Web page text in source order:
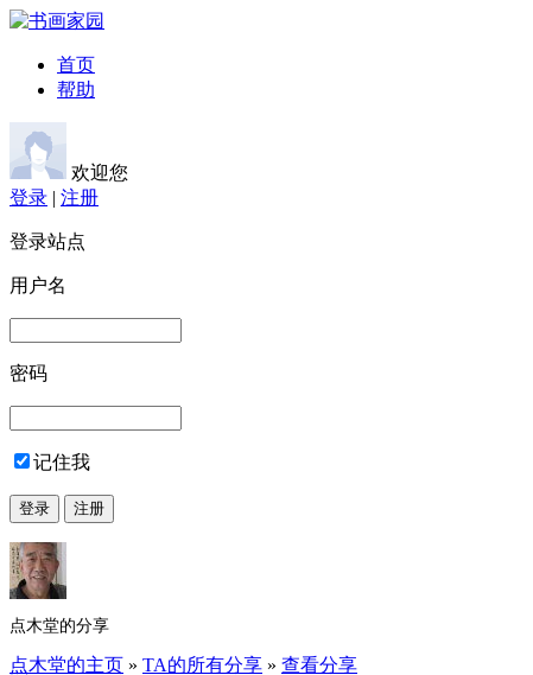
首页
帮助
欢迎您
登录 | 注册
登录站点
用户名
密码
记住我
点木堂的分享
点木堂的主页 » TA的所有分享 » 查看分享